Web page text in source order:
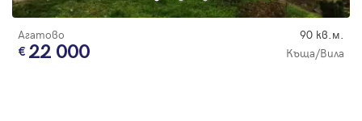
Агатово 90 кв.м.
22 000 Къща/Вила